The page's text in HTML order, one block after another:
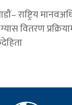
राष्ट्रिय
वितरण